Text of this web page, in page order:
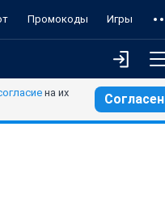
Промокоды Игры
на их
Согласен